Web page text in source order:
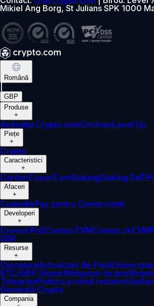
Mikiel Ang Borg, St Julians SPK 1000
Română
GBP
Produse
+
Aplicația Crypto.comOnchainLevel Up
Piețe
+
Crypto
Caracteristici
+
CarduriCoșuriEarnStakingStaking DeFi
Afaceri
+
CustodiePay pentru Comercianți
Developeri
+
Cronos PoSCronos EVMCronos zkEVM
SDK
Resurse
+
CercetareActualizări de Piață
BTC/GBP GlosarWidgeturi de preț
TelegramPolitica privind reclamațiile
Generală Crypto
Compania